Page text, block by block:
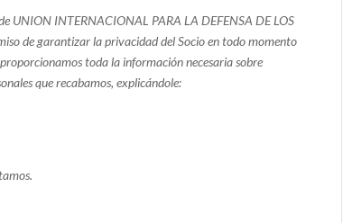
UNION INTERNACIONAL PARA LA DEFENSA DE LOS
de garantizar la privacidad del Socio en todo momento
toda la información necesaria sobre
que recabamos, explicándole: